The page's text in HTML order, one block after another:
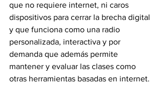
que no requiere internet, ni caros
dispositivos para cerrar la brecha digital
y que funciona como una radio
personalizada, interactiva y por
demanda que además permite
mantener y evaluar las clases como
otras herramientas basadas en internet.